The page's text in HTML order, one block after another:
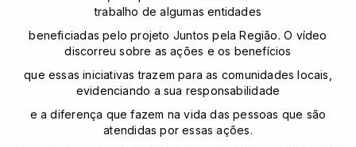
trabalho de algumas entidades
beneficiadas pelo projeto Juntos pela Região. O vídeo
discorreu sobre as ações e os benefícios
que essas iniciativas trazem para as comunidades locais,
evidenciando a sua responsabilidade
e a diferença que fazem na vida das pessoas que são
atendidas por essas ações.